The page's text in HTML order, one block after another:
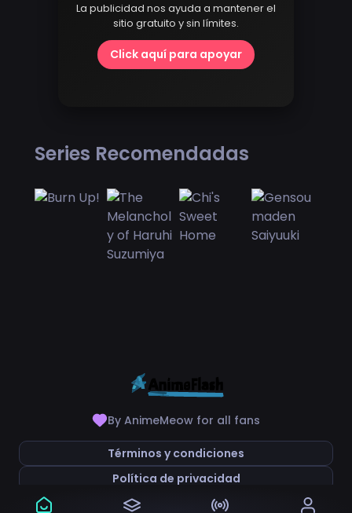
La publicidad nos ayuda a mantener el
sitio gratuito y sin límites.
Click aquí para apoyar
Series Recomendadas
By AnimeMeow for all fans
Términos y condiciones
Política de privacidad